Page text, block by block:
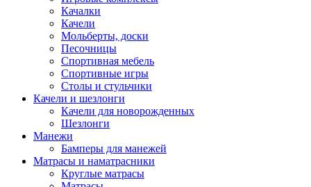
Качалки
Качели
Мольберты, доски
Песочницы
Спортивная мебель
Спортивные игры
Столы и стульчики
Качели и шезлонги
Качели для новорожденных
Шезлонги
Манежи
Бамперы для манежей
Матрасы и наматрасники
Круглые матрасы